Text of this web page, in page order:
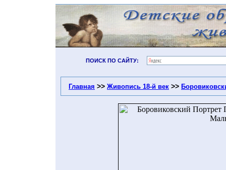
ПОИСК ПО САЙТУ:
Главная >> Живопись 18-й век >>